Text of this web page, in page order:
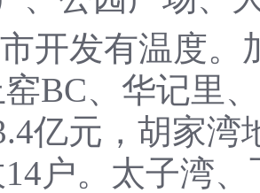
开发有温度。
BC、华记里
亿元，胡家湾
户。太子湾